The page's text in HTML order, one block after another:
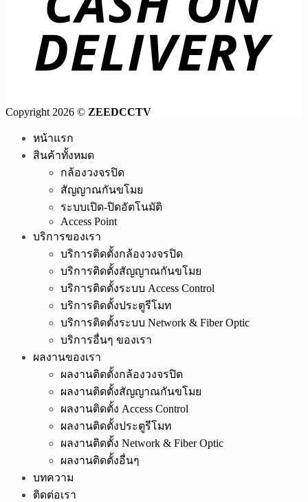
Copyright 2026 © ZEEDCCTV
หน้าแรก
สินค้าทั้งหมด
กล้องวงจรปิด
สัญญาณกันขโมย
ระบบเปิด-ปิดอัตโนมัติ
Access Point
บริการของเรา
บริการติดตั้งกล้องวงจรปิด
บริการติดตั้งสัญญาณกันขโมย
บริการติดตั้งระบบ Access Control
บริการติดตั้งประตูรีโมท
บริการติดตั้งระบบ Network & Fiber Optic
บริการอื่นๆ ของเรา
ผลงานของเรา
ผลงานติดตั้งกล้องวงจรปิด
ผลงานติดตั้งสัญญาณกันขโมย
ผลงานติดตั้ง Access Control
ผลงานติดตั้งประตูรีโมท
ผลงานติดตั้ง Network & Fiber Optic
ผลงานติดตั้งอื่นๆ
บทความ
ติดต่อเรา